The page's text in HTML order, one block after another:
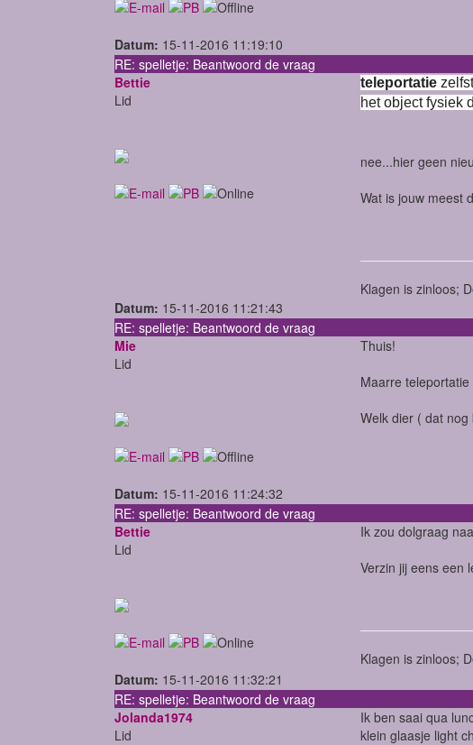
Datum: 15-11-2016 11:19:10
RE: spelletje: Beantwoord de vraag
Bettie
Lid
teleportatie
het object fysiek
nee...hier geen
Wat is jouw meest
Klagen is zinloos;
Datum: 15-11-2016 11:21:43
RE: spelletje: Beantwoord de vraag
Mie
Lid
Thuis!
Maarre
Welk dier ( dat
Datum: 15-11-2016 11:24:32
RE: spelletje: Beantwoord de vraag
Bettie
Lid
Ik zou dolgraag
Verzin jij eens een
Klagen is zinloos;
Datum: 15-11-2016 11:32:21
RE: spelletje: Beantwoord de vraag
Jolanda1974
Lid
Ik ben saai qua
klein glaasje light